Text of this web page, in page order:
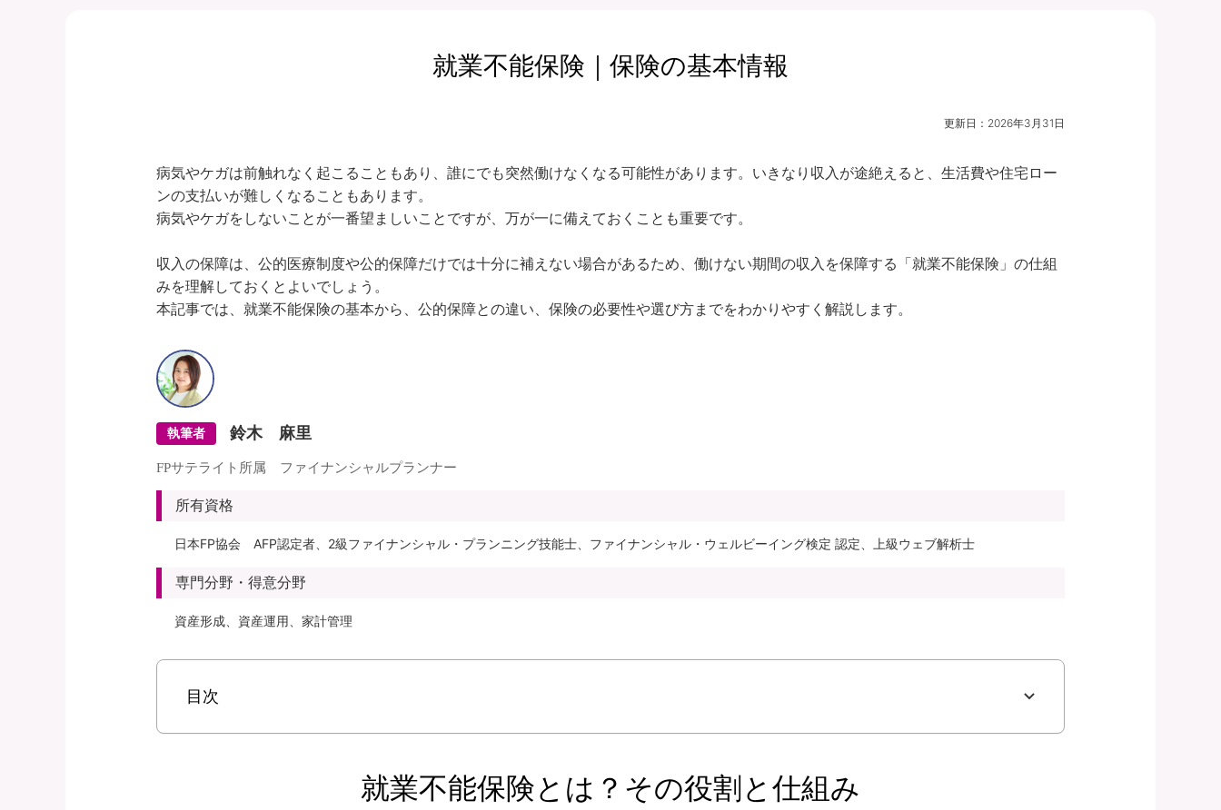
就業不能保険｜保険の基本情報
更新日： 2026年3月31日
病気やケガは前触れなく起こることもあり、誰にでも突然働けなくなる可能性があります。いきなり収入が途絶えると、生活費や住宅ロー
ンの支払いが難しくなることもあります。
病気やケガをしないことが一番望ましいことですが、万が一に備えておくことも重要です。
収入の保障は、公的医療制度や公的保障だけでは十分に補えない場合があるため、働けない期間の収入を保障する「就業不能保険」の仕組
みを理解しておくとよいでしょう。
執筆者 鈴木 麻里
FPサテライト所属 ファイナンシャルプランナー
所有資格
日本FP協会 AFP認定者、2級ファイナンシャル・プランニング技能士、ファイナンシャル・ウェルビーイング検定 認定、上級ウェブ解析士
専門分野・得意分野
資産形成、資産運用、家計管理
目次
就業不能保険とは？その役割と仕組み